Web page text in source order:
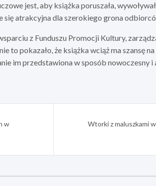
jest, aby książka poruszała,
się atrakcyjna dla szerokiego grona
z Funduszu Promocji Kultury,
to pokazało, że książka wciąż ma szansę
im przedstawiona w sposób nowoczesny i
w
Wtorki z maluszkami